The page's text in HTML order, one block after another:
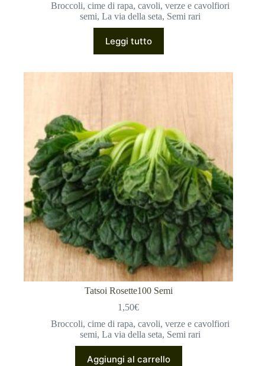
Broccoli, cime di rapa, cavoli, verze e cavolfiori
semi,La via della seta, Semi rari
Leggi tutto
Tatsoi Rosette100 Semi
1,50€
Broccoli, cime di rapa, cavoli, verze e cavolfiori
semi,La via della seta, Semi rari
Aggiungi al carrello